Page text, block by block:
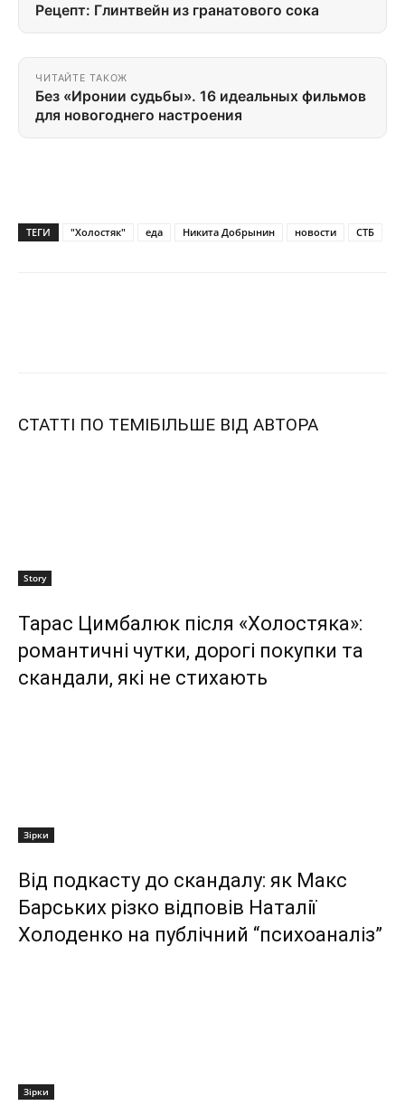
Рецепт: Глинтвейн из гранатового сока
ЧИТАЙТЕ ТАКОЖ
Без «Иронии судьбы». 16 идеальных фильмов
для новогоднего настроения
ТЕГИ "Холостяк" еда Никита Добрынин новости СТБ
СТАТТІ ПО ТЕМІБІЛЬШЕ ВІД АВТОРА
Story
Тарас Цимбалюк після «Холостяка»:
романтичні чутки, дорогі покупки та
скандали, які не стихають
Зірки
Від подкасту до скандалу: як Макс
Барських різко відповів Наталії
Холоденко на публічний “психоаналіз”
Зірки